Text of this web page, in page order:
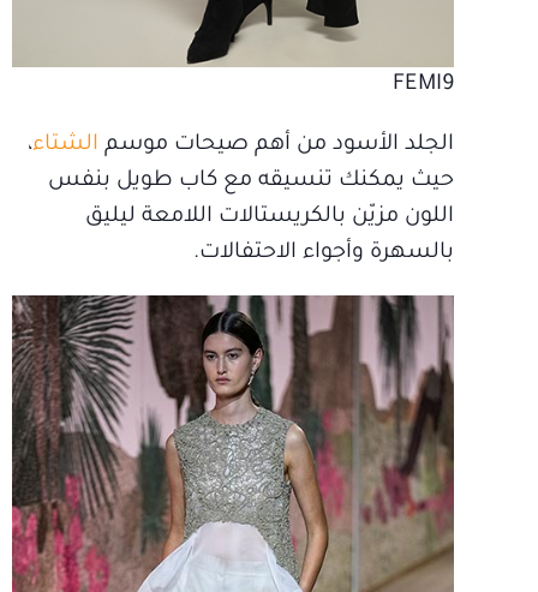
FEMI9
الجلد الأسود من أهم صيحات موسم الشتاء،
حيث يمكنك تنسيقه مع كاب طويل بنفس
اللون مزيّن بالكريستالات اللامعة ليليق
بالسهرة وأجواء الاحتفالات.